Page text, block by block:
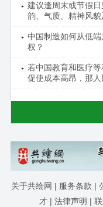
建议逢周末或节假
韵、气质、精神风貌
中国制造如何从低
权？
若中国教育和医疗
促使成本高昂，那
关于共绘网 | 服务条款 |
才 | 法律声明 |